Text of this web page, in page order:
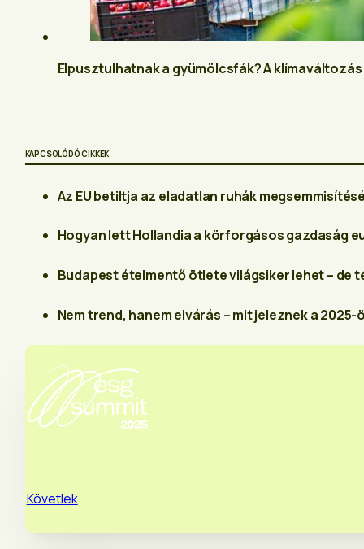
Elpusztulhatnak a gyümölcsfák? A
KAPCSOLÓDÓ CIKKEK
Az EU betiltja az eladatlan ruhák
Hogyan lett Hollandia a körforgásos gazdaság
Budapest ételmentő ötlete világsiker lehet – de
Nem trend, hanem elvárás – mit jeleznek a
Követlek